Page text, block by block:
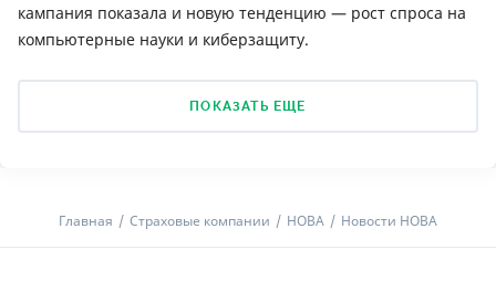
кампания показала и новую тенденцию — рост спроса на
компьютерные науки и киберзащиту.
ПОКАЗАТЬ ЕЩЕ
Главная Страховые компании НОВА Новости НОВА